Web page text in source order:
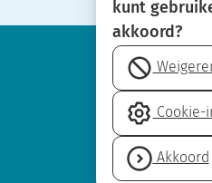
kunt
akkoord?
Cookie-
Akkoord